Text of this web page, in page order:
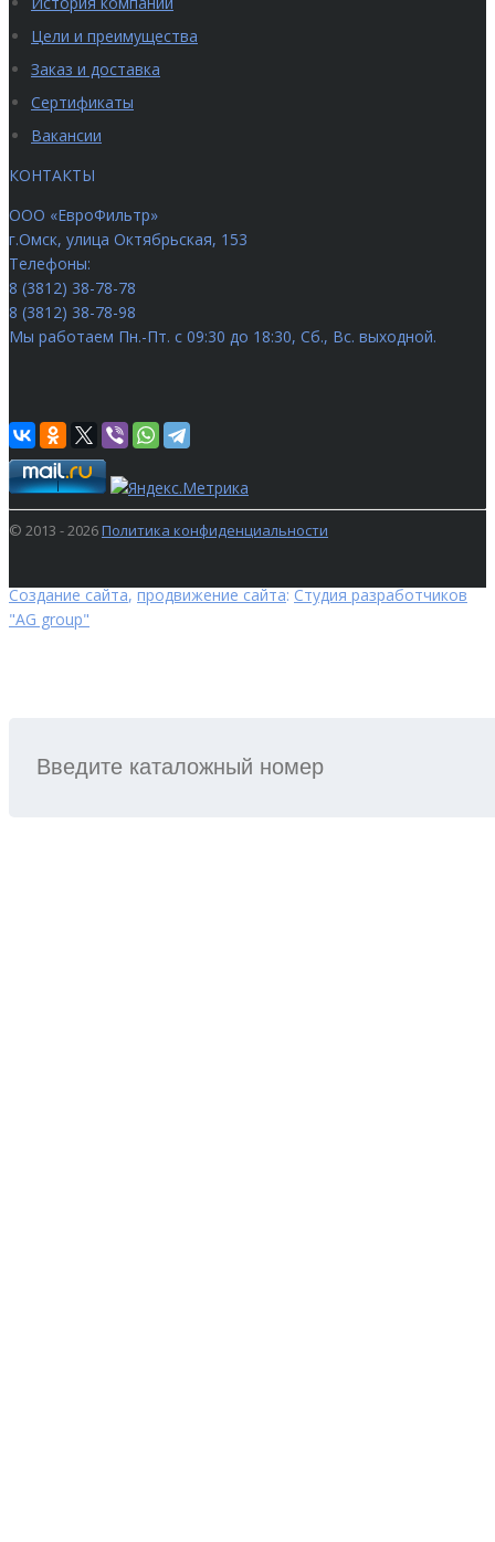
Цели и преимущества
Заказ и доставка
Сертификаты
Вакансии
КОНТАКТЫ
ООО «ЕвроФильтр»
г.Омск, улица Октябрьская, 153
Телефоны:
8 (3812) 38-78-78
8 (3812) 38-78-98
Мы работаем Пн.-Пт. с 09:30 до 18:30, Сб., Вс. выходной.
© 2013 - 2026Политика конфиденциальности
Создание сайта,продвижение сайта:Студия разработчиков
"AG group"